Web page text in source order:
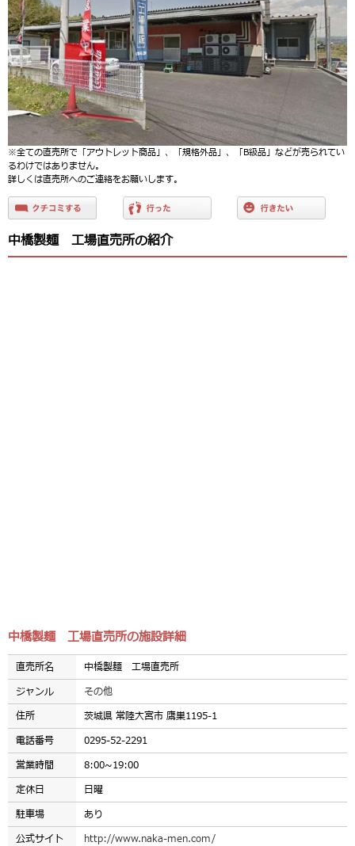
※全ての直売所で「アウトレット商品」、「規格外品」、「B級品」などが売られてい
るわけではありません。
詳しくは直売所へのご連絡をお願いします。
中橋製麺 工場直売所の紹介
中橋製麺 工場直売所の施設詳細
直売所名
中橋製麺 工場直売所
ジャンル
その他
住所
茨城県 常陸大宮市 鷹巣1195-1
電話番号
0295-52-2291
営業時間
8:00~19:00
定休日
日曜
駐車場
あり
公式サイト
http://www.naka-men.com/